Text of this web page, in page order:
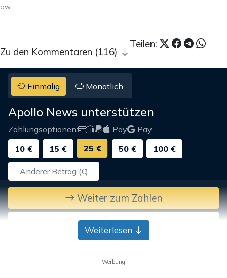
aw
Teilen:
Zu den Kommentaren (116)
Einmalig Monatlich
Apollo News unterstützen
Zahlungsoptionen: Pay
Pay
10 €
15 € 25 € 50 € 100 €
Weiter zum Zahlen
Bank-Überweisung
Weiterlesen
Werbung